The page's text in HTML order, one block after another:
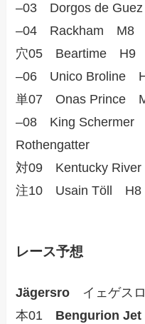
–03 Dorgos de
–04 Rackham M8
穴05 Beartime H9
–06 Unico Broline
単07 Onas Prince
–08 King
Rothengatter
対09 Kentucky
注10 Usain Töll
レース予想
Jägersro イェゲスロ
本01 Bengurion Jet